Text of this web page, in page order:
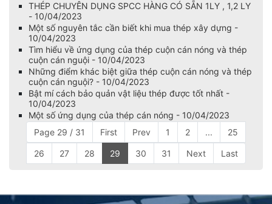
THÉP CHUYÊN DỤNG SPCC HÀNG CÓ SẴN 1LY , 1,2 LY
- 10/04/2023
Một số nguyên tắc cần biết khi mua thép xây dựng -
10/04/2023
Tìm hiểu về ứng dụng của thép cuộn cán nóng và thép
cuộn cán nguội - 10/04/2023
Những điểm khác biệt giữa thép cuộn cán nóng và thép
cuộn cán nguội? - 10/04/2023
Bật mí cách bảo quản vật liệu thép được tốt nhất -
10/04/2023
Một số ứng dụng của thép cán nóng - 10/04/2023
Page 29 / 31
First Prev 1 2 ... 25
26 27 28 29 30 31 Next Last